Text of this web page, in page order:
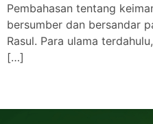
Pembahasan tentang
bersumber dan bersandar
Rasul. Para ulama
[…]